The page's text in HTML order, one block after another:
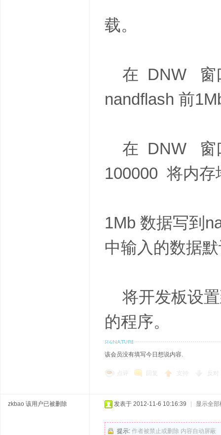
载。
在 DNW 窗
nandflash 前
在 DNW 窗
100000 将内存
1Mb 数据写到
中输入的数据
将开发板设置
的程序。
该会员没有填写今日想说内容.
点评 回复 支持 反对
zkbao 该用户已被删除 发表于 2012-11-6 10:16:39 显示全部
提示: 作者被禁止或删除 内容自动屏蔽